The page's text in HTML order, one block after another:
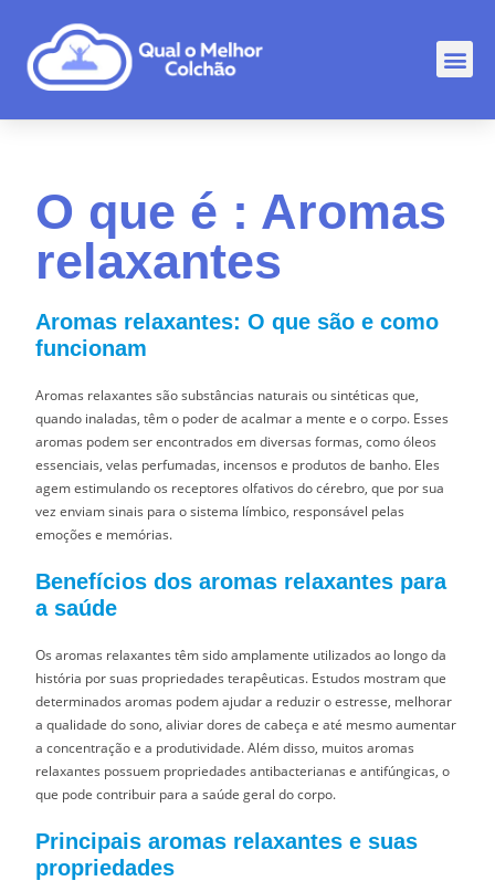
O que é : Aromas
relaxantes
Aromas relaxantes: O que são e como
funcionam
Aromas relaxantes são substâncias naturais ou sintéticas que,
quando inaladas, têm o poder de acalmar a mente e o corpo. Esses
aromas podem ser encontrados em diversas formas, como óleos
essenciais, velas perfumadas, incensos e produtos de banho. Eles
agem estimulando os receptores olfativos do cérebro, que por sua
vez enviam sinais para o sistema límbico, responsável pelas
emoções e memórias.
Benefícios dos aromas relaxantes para
a saúde
Os aromas relaxantes têm sido amplamente utilizados ao longo da
história por suas propriedades terapêuticas. Estudos mostram que
determinados aromas podem ajudar a reduzir o estresse, melhorar
a qualidade do sono, aliviar dores de cabeça e até mesmo aumentar
a concentração e a produtividade. Além disso, muitos aromas
relaxantes possuem propriedades antibacterianas e antifúngicas, o
que pode contribuir para a saúde geral do corpo.
Principais aromas relaxantes e suas
propriedades